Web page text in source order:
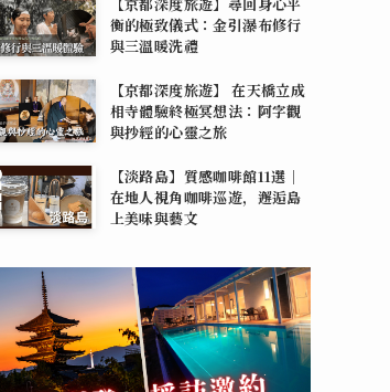
衡的極致儀式：金引瀑布修行
與三溫暖洗禮
【京都深度旅遊】 在天橋立成
相寺體驗終極冥想法：阿字觀
與抄經的心靈之旅
【淡路島】質感咖啡館11選｜
在地人視角咖啡巡遊，邂逅島
上美味與藝文